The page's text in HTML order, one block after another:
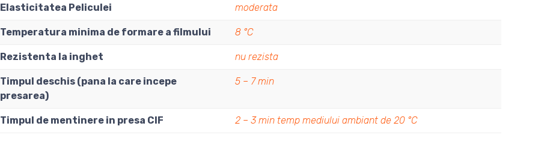
Elasticitatea Peliculei moderata
Temperatura minima de formare a filmului 8 °C
Rezistenta la inghet nu rezista
Timpul deschis (pana la care incepe
presarea)
5 – 7 min
Timpul de mentinere in presa CIF 2 – 3 min temp mediului ambiant de 20 °C